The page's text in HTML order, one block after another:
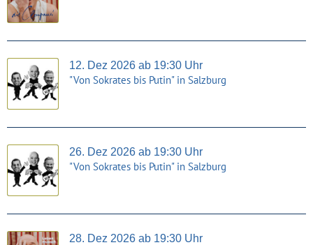
12. Dez 2026 ab 19:30 Uhr
"Von Sokrates bis Putin" in Salzburg
26. Dez 2026 ab 19:30 Uhr
"Von Sokrates bis Putin" in Salzburg
28. Dez 2026 ab 19:30 Uhr